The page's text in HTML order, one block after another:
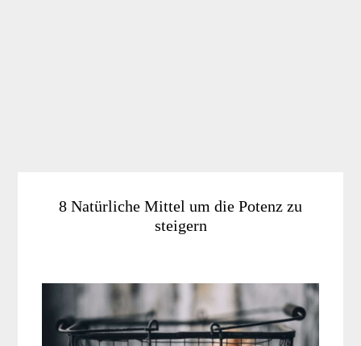
8 Natürliche Mittel um die Potenz zu
steigern